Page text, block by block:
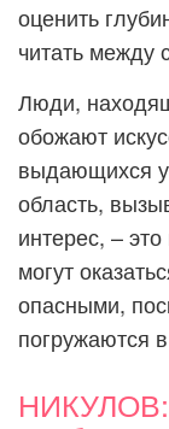
оценить
читать между
Люди,
обожают
выдающихся
область,
интерес, –
могут
опасными,
погружаются
НИКУЛОВ: